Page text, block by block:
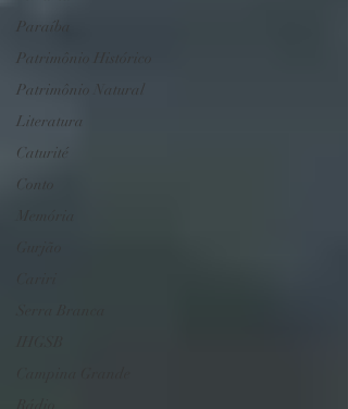
Paraíba
Patrimônio Histórico
Patrimônio Natural
Literatura
Caturité
Conto